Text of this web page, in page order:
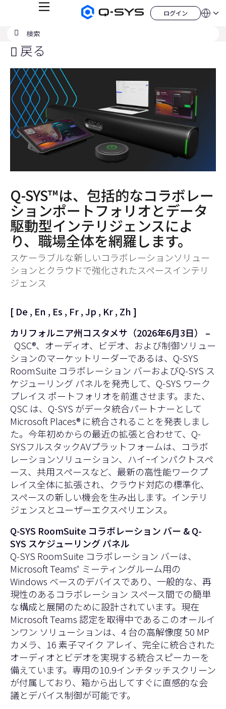
Q-
製
ー
ジ
メ
ュ
ー
ログイン
ロ
グ
言
QSYS.com (English)
India (English)
Deutsch
Español
Français
日本語
한국어
China (中文)
の
信
戻る
Q-SYS™は、包括的なコラボレー
ションポートフォリオとデータ
駆動型インテリジェンスによ
り、職場全体を網羅します。
スケーラブルな新しいコラボレーションソリュー
ションとクラウドで強化されたスペースインテリ
ジェンス
[ De, En , Es , Fr,Jp , Kr, Zh]
カリフォルニア州コスタメサ（2026年6月3日） –
QSC®、オーディオ、ビデオ、および制御ソリュー
ションのマーケットリーダーであるは、 Q-SYS
RoomSuite コラボレーション バーおよびQ‑SYS ス
ケジューリング パネルを発売して、Q-SYS ワーク
プレイス ポートフォリオを前進させます。また、
QSC は、Q-SYS がデータ統合パートナーとして
Microsoft Places® に統合されることを発表しまし
た。今年初めからの最近の拡張と合わせて、Q-
SYSフルスタックAVプラットフォームは、コラボ
レーションソリューション、ハイｰインパクトスペ
ース、共用スペースなど、最新の高性能ワークプ
レイス全体に拡張され、クラウド対応の標準化、
スペースの新しい機会を生み出します。インテリ
ジェンスとユーザーエクスペリエンス。
Q‑SYS RoomSuite コラボレーション バー & Q-
SYS スケジューリング パネル
Q‑SYS RoomSuite コラボレーション バーは、
Microsoft Teams® ミーティングルーム用の
Windows ベースのデバイスであり、一般的な、再
現性のあるコラボレーション スペース間での簡単
な構成と展開のために設計されています。現在
Microsoft Teams 認定を取得中であるこのオールイ
ンワン ソリューションは、4 台の高解像度 50 MP
カメラ、16 素子マイク アレイ、完全に統合された
オーディオとビデオを実現する統合スピーカーを
備えています。専用の10.9インチタッチスクリーン
が付属しており、箱から出してすぐに直感的な会
議とデバイス制御が可能です。